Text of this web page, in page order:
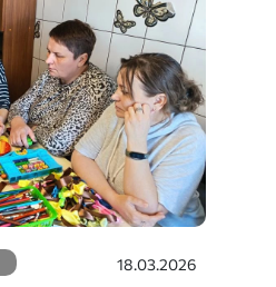
18.03.2026